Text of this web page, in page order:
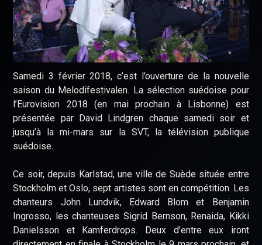
Samedi 3 février 2018, c’est l’ouverture de la nouvelle
saison du Melodifestivalen. La sélection suédoise pour
l’Eurovision 2018 (en mai prochain à Lisbonne) est
présentée par David Lindgren chaque samedi soir et
jusqu’à la mi-mars sur la SVT, la télévision publique
suédoise.
Ce soir, depuis Karlstad, une ville de Suède située entre
Stockholm et Oslo, sept artistes sont en compétition. Les
chanteurs John Lundvik, Edward Blom et Benjamin
Ingrosso, les chanteuses Sigrid Bernson, Renaida, Kikki
Danielsson et Kamferdrops. Deux d’entre eux iront